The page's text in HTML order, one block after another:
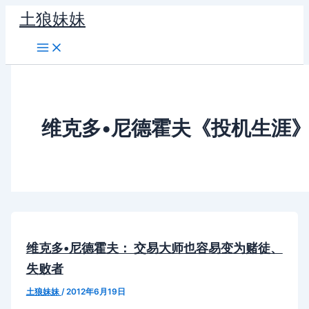
容
土狼妹妹
维克多•尼德霍夫《投机生涯
维克多•尼德霍夫： 交易大师也容易变为赌徒、
失败者
土狼妹妹 /2012年6月19日